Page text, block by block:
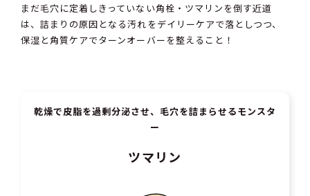
まだ毛穴に定着しきっていない角栓・ツマリンを倒す近道
は、詰まりの原因となる汚れをデイリーケアで落としつつ、
保湿と角質ケアでターンオーバーを整えること！
乾燥で皮脂を過剰分泌させ、毛穴を詰まらせるモンスタ
ー
ツマリン